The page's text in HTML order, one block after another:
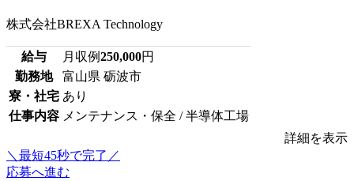
株式会社BREXA Technology
給与 月収例250,000円
勤務地
富山県 砺波市
寮・社宅 あり
仕事内容 メンテナンス・保全 / 半導体工場
詳細を表示
＼最短45秒で完了／
応募へ進む